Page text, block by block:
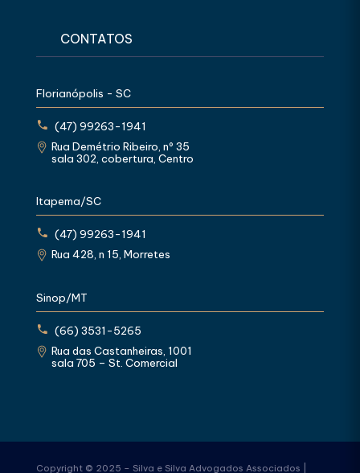
CONTATOS
Florianópolis - SC
(47) 99263-1941
Rua Demétrio Ribeiro, nº 35
sala 302, cobertura, Centro
Itapema/SC
(47) 99263-1941
Rua 428, n 15, Morretes
Sinop/MT
(66) 3531-5265
Rua das Castanheiras, 1001
sala 705 – St. Comercial
Copyright © 2025 – Silva e Silva Advogados Associados |